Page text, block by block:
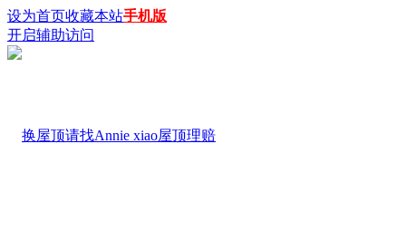
设为首页收藏本站手机版
开启辅助访问